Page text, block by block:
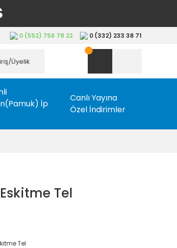
0 (552) 756 78 22 0 (332) 233 38 71
Üyelik
İp
Canlı Yayına
Özel İndirimler
Tel
Tel